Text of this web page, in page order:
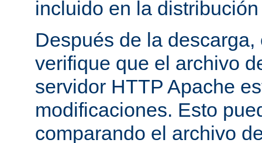
incluido en la distribución
Después de la
verifique que el archivo
servidor HTTP Apache
modificaciones. Esto
comparando el archivo